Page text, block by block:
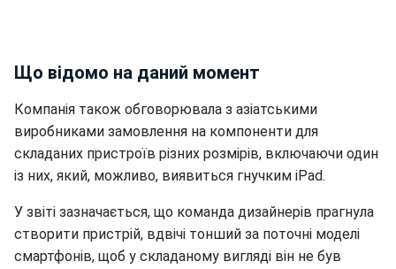
Що відомо на даний момент
Компанія також обговорювала з азіатськими
виробниками замовлення на компоненти для
складаних пристроїв різних розмірів, включаючи один
із них, який, можливо, виявиться гнучким iPad.
У звіті зазначається, що команда дизайнерів прагнула
створити пристрій, вдвічі тонший за поточні моделі
смартфонів, щоб у складаному вигляді він не був